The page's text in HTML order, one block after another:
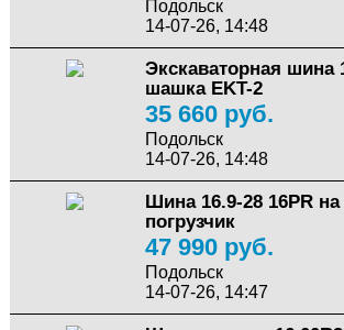
Подольск
14-07-26, 14:48
Экскаваторная шина
шашка EKT-2
35 660 руб.
Подольск
14-07-26, 14:48
Шина 16.9-28 16PR на
погрузчик
47 990 руб.
Подольск
14-07-26, 14:47